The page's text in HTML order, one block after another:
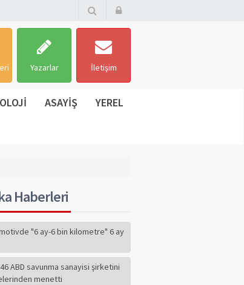
Yazarlar İletişim
ASAYİŞ YEREL
Haberleri
"6 ay-6 bin kilometre" 6 ay
ABD savunma sanayisi şirketini
menetti